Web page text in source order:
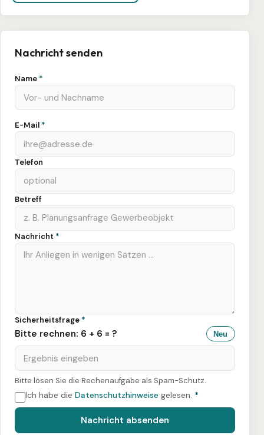
Nachricht senden
Name *
E-Mail *
Telefon
Betreff
Nachricht *
Sicherheitsfrage *
Bitte rechnen: 6 + 6 = ? Neu
Bitte lösen Sie die Rechenaufgabe als Spam-Schutz.
Ich habe die Datenschutzhinweise gelesen. *
Nachricht absenden